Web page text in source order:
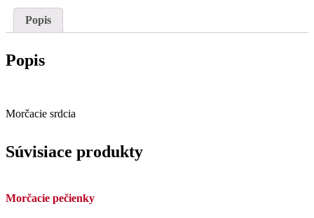
Popis
Popis
Morčacie srdcia
Súvisiace produkty
Morčacie pečienky